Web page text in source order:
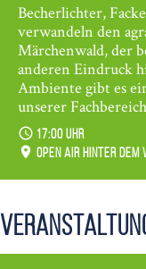
Becherlichter,
verwandeln den
Märchenwald, der
anderen Eindruck
Ambiente gibt es
unserer
17:00 Uhr
Open Air hinter